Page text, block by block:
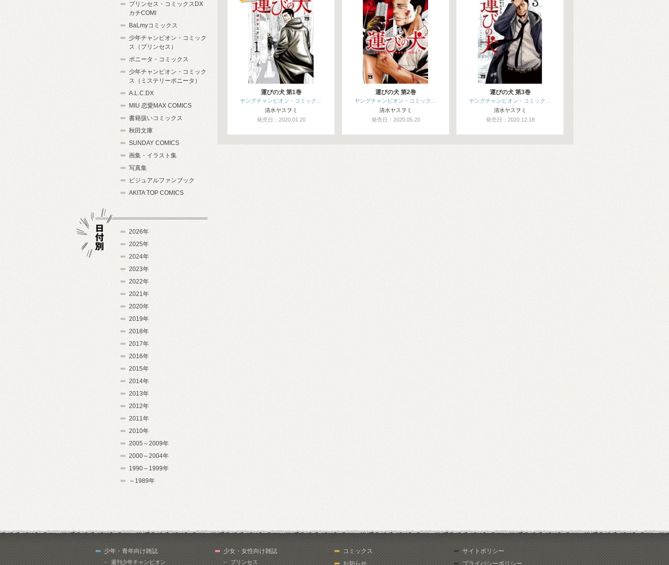
運びの犬 第1巻
ヤングチャンピオン・コミック…
清水ヤスヲミ
発売日：2020.01.20
運びの犬 第2巻
ヤングチャンピオン・コミック…
清水ヤスヲミ
発売日：2020.05.20
運びの犬 第3巻
ヤングチャンピオン・コミック…
清水ヤスヲミ
発売日：2020.12.18
プリンセス・コミックスDX
カチCOMI
BaLmyコミックス
少年チャンピオン・コミック
ス（プリンセス）
ボニータ・コミックス
少年チャンピオン・コミック
ス（ミステリーボニータ）
A.L.C.DX
MIU 恋愛MAX COMICS
書籍扱いコミックス
秋田文庫
SUNDAY COMICS
画集・イラスト集
写真集
ビジュアルファンブック
AKITA TOP COMICS
2026年
2025年
2024年
2023年
2022年
2021年
2020年
2019年
2018年
2017年
2016年
2015年
2014年
2013年
2012年
2011年
2010年
2005～2009年
2000～2004年
1990～1999年
～1989年
少年・青年向け雑誌
週刊少年チャンピオン
少女・女性向け雑誌
プリンセス
コミックス
お知らせ
サイトポリシー
プライバシーポリシー